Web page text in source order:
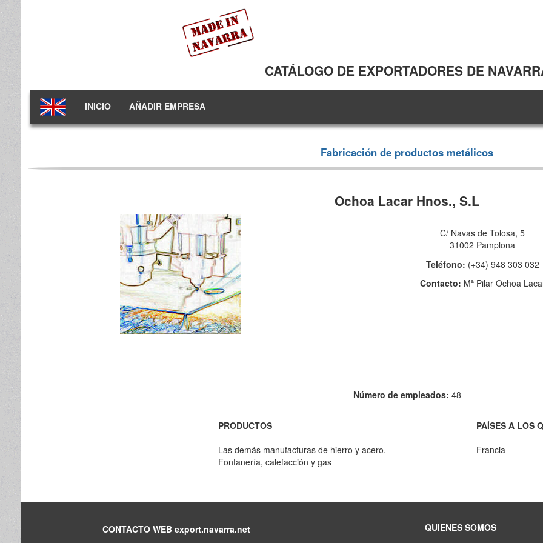
CATÁLOGO DE EXPORTADORES DE
INICIO AÑADIR EMPRESA
Fabricación de productos metálicos
Ochoa Lacar Hnos., S.L
C/ Navas de Tolosa, 5
31002 Pamplona
Teléfono: (+34) 948 303 032
Contacto: Mª Pilar Ochoa
Número de empleados: 48
PRODUCTOS
Las demás manufacturas de hierro y acero.
Fontanería, calefacción y gas
PAÍSES A LOS
Francia
CONTACTO WEB export.navarra.net
QUIENES SOMOS